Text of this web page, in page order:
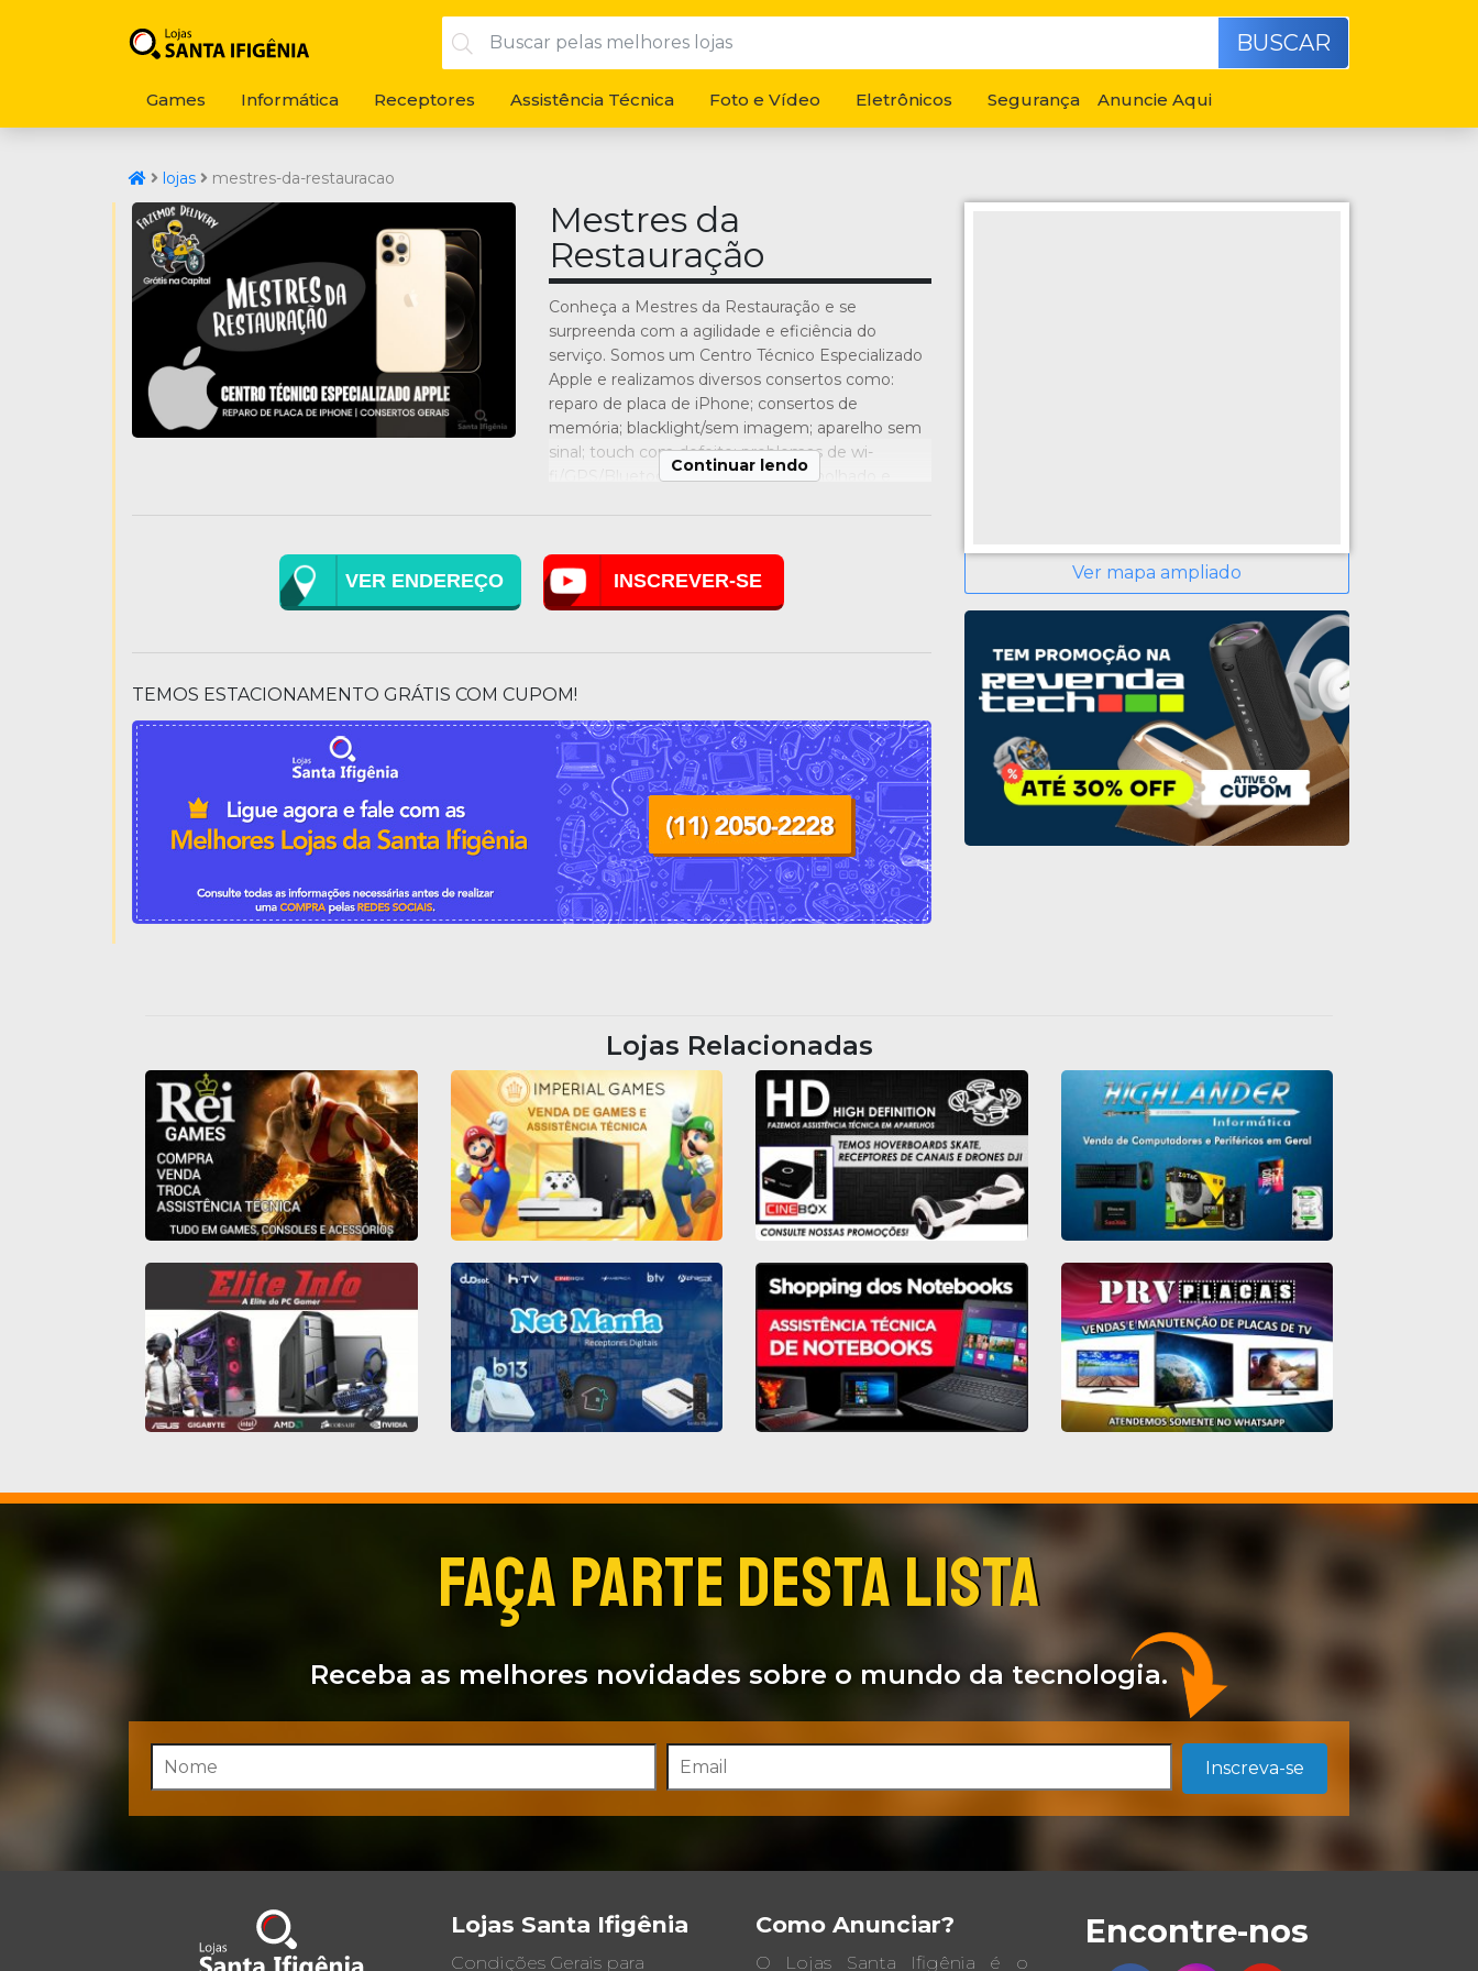
BUSCAR
Games Informática Receptores Assistência Técnica Foto e Vídeo Eletrônicos Segurança Anuncie Aqui
lojas mestres-da-restauracao
Mestres da
Restauração
Conheça a Mestres da Restauração e se
surpreenda com a agilidade e eficiência do
serviço. Somos um Centro Técnico Especializado
Apple e realizamos diversos consertos como:
reparo de placa de iPhone; consertos de
memória; blacklight/sem imagem; aparelho sem
sinal; touch com defeito; problemas de wi-
fi/GPS/Bluetooth/Áudio, aparelho molhado e
Continuar lendo
VER ENDEREÇO INSCREVER-SE
TEMOS ESTACIONAMENTO GRÁTIS COM CUPOM!
Ver mapa ampliado
Lojas Relacionadas
FAÇA PARTE DESTA LISTA
Receba as melhores novidades sobre o mundo da tecnologia.
Inscreva-se
Lojas Santa Ifigênia
Condições Gerais para
Como Anunciar?
O Lojas Santa Ifigênia é o
Encontre-nos